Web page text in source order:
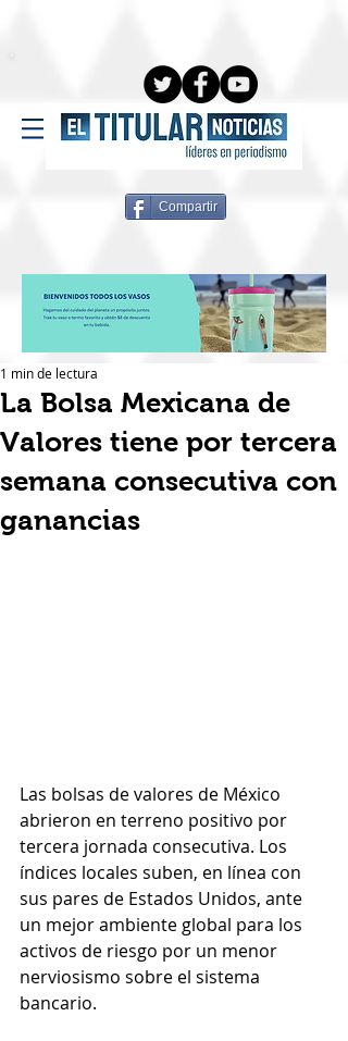
Compartir
La Bolsa Mexicana de
Valores tiene por tercera
semana consecutiva con
ganancias
1 min de lectura
Las bolsas de valores de México
abrieron en terreno positivo por
tercera jornada consecutiva. Los
índices locales suben, en línea con
sus pares de Estados Unidos, ante
un mejor ambiente global para los
activos de riesgo por un menor
nerviosismo sobre el sistema
bancario.